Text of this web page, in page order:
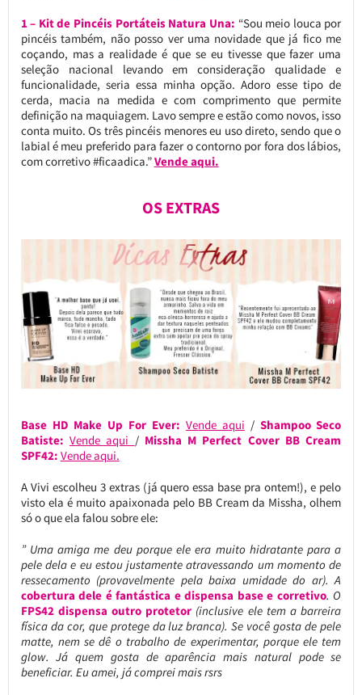
1 – Kit de Pincéis Portáteis Natura Una: “Sou meio louca por
pincéis também, não posso ver uma novidade que já fico me
coçando, mas a realidade é que se eu tivesse que fazer uma
seleção nacional levando em consideração qualidade e
funcionalidade, seria essa minha opção. Adoro esse tipo de
cerda, macia na medida e com comprimento que permite
definição na maquiagem. Lavo sempre e estão como novos, isso
conta muito. Os três pincéis menores eu uso direto, sendo que o
labial é meu preferido para fazer o contorno por fora dos lábios,
com corretivo #ficaadica.”Vende aqui.
OS EXTRAS
Base HD Make Up For Ever: Vende aqui / Shampoo Seco
Batiste: Vende aqui / Missha M Perfect Cover BB Cream
SPF42: Vende aqui.
A Vivi escolheu 3 extras (já quero essa base pra ontem!), e pelo
visto ela é muito apaixonada pelo BB Cream da Missha, olhem
só o que ela falou sobre ele:
” Uma amiga me deu porque ele era muito hidratante para a
pele dela e eu estou justamente atravessando um momento de
ressecamento (provavelmente pela baixa umidade do ar). A
cobertura dele é fantástica e dispensa base e corretivo. O
FPS42 dispensa outro protetor (inclusive ele tem a barreira
física da cor, que protege da luz branca). Se você gosta de pele
matte, nem se dê o trabalho de experimentar, porque ele tem
glow. Já quem gosta de aparência mais natural pode se
beneficiar. Eu amei, já comprei mais rsrs